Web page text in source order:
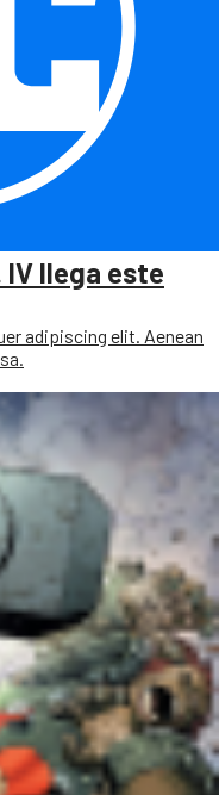
IV llega este
adipiscing elit. Aenean